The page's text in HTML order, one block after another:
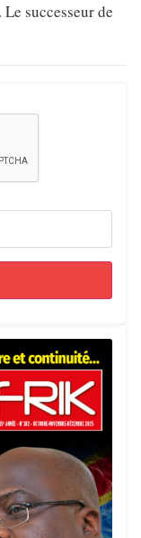
successeur de